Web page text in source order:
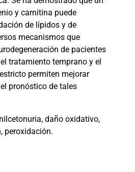
y carnitina puede
de lípidos y de
mecanismos que
de pacientes
tratamiento temprano y el
permiten mejorar
pronóstico de tales
daño oxidativo,
peroxidación.